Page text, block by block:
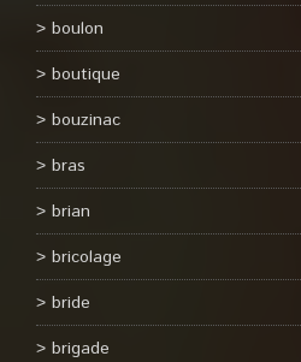
boulon
boutique
bouzinac
bras
brian
bricolage
bride
brigade